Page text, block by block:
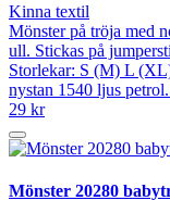
Kinna textil
Mönster på tröja med
ull. Stickas på
Storlekar: S (M) L
nystan 1540 ljus
29 kr
Mönster 20280